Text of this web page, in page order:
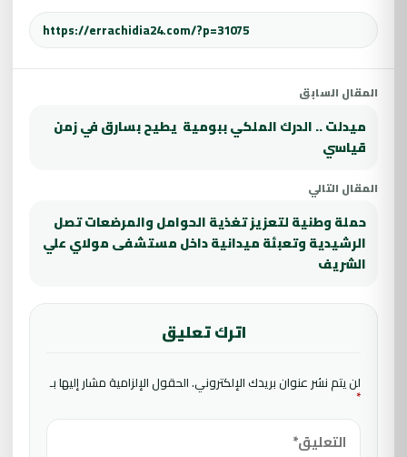
المقال السابق
ميدلت .. الدرك الملكي ببومية يطيح بسارق في زمن
قياسي
المقال التالي
حملة وطنية لتعزيز تغذية الحوامل والمرضعات تصل
الرشيدية وتعبئة ميدانية داخل مستشفى مولاي علي
الشريف
اترك تعليق
لن يتم نشر عنوان بريدك الإلكتروني.الحقول الإلزامية مشار إليها بـ
*